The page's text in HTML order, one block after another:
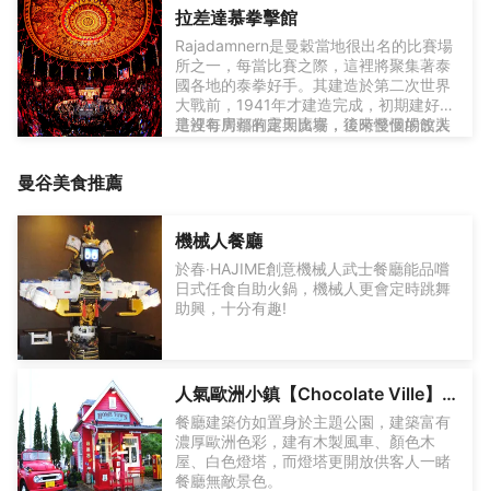
△可愛的動物們
△精彩的海豚表演
·歷經半個多世紀耗資數百億雕琢的文化瑰
寶、永不竣工的泰國奇觀
△ 你會遇到宏偉的宮殿和美麗的寺廟，它
們就位於你在泰國所真實看到的
拉差達慕拳擊館
Rajadamnern是曼穀當地很出名的比賽場
所之一，每當比賽之際，這裡將聚集著泰
國各地的泰拳好手。其建造於第二次世界
大戰前，1941年才建造完成，初期建好時
是沒有房頭的露天廣場，後來慢慢的改裝
這裡每周都有定期比賽，這時整個場館人
來，為的就是來此地看一場真正的泰拳比
賽。"
曼谷美食推薦
機械人餐廳
於春‧HAJIME創意機械人武士餐廳能品嚐
日式任食自助火鍋，機械人更會定時跳舞
助興，十分有趣!
人氣歐洲小鎮【Chocolate Ville】特色餐廳
餐廳建築仿如置身於主題公園，建築富有
濃厚歐洲色彩，建有木製風車、顏色木
屋、白色燈塔，而燈塔更開放供客人一睹
餐廳無敵景色。